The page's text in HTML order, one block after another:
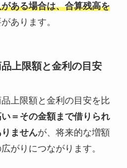
ある場合は、合算残高を
あります。
上限額と金利の目安
上限額と金利の目安を比
＝その金額まで借りられ
ませんが、将来的な増額
がりにつながります。